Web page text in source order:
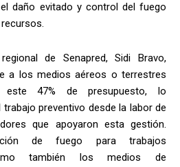
daño evitado y control del fuego
de Senapred, Sidi Bravo,
a los medios aéreos o terrestres
este 47% de presupuesto, lo
preventivo desde la labor de
que apoyaron esta gestión.
de fuego para trabajos
también los medios de